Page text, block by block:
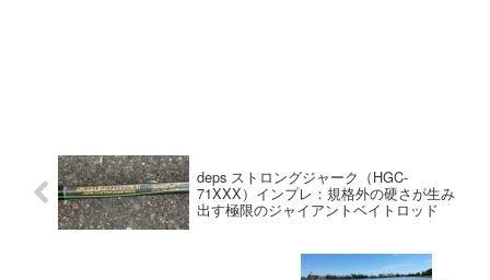
deps ストロングジャーク（HGC-
71XXX）インプレ：規格外の硬さが生み
出す極限のジャイアントベイトロッド